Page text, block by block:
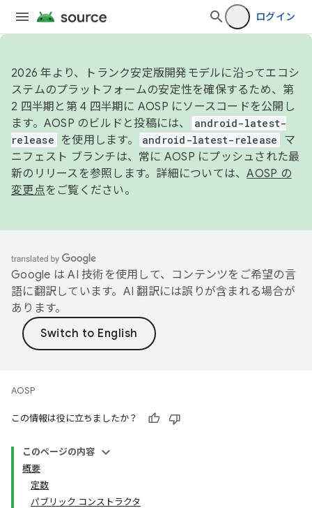
ログイン
2026 年より、トランク安定版開発モデルに沿ってエコシ
ステムのプラットフォームの安定性を確保するため、第
2 四半期と第 4 四半期に AOSP にソースコードを公開し
ます。AOSP のビルドと投稿には、
android-latest-
release
を使用します。 android-latest-release
マ
ニフェスト ブランチは、常に AOSP にプッシュされた最
新のリリースを参照します。詳細については、AOSP の
変更点をご覧ください。
Google は AI 技術を使用して、コンテンツをご希望の言
語に翻訳しています。AI 翻訳には誤りが含まれる場合が
あります。
AOSP
この情報は役に立ちましたか？
このページの内容
概要
定数
パブリック コンストラクタ